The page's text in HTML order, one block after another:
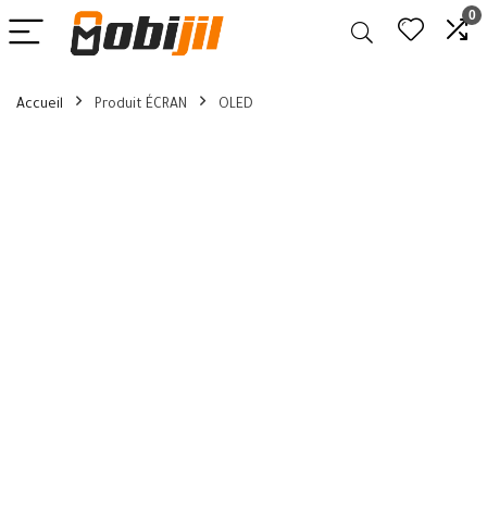
0
Accueil Produit ÉCRAN OLED